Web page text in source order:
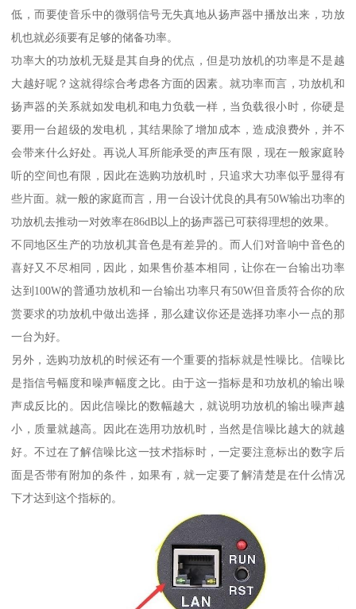
低，而要使音乐中的微弱信号无失真地从扬声器中播放出来，功放
机也就必须要有足够的储备功率。
功率大的功放机无疑是其自身的优点，但是功放机的功率是不是越
大越好呢？这就得综合考虑各方面的因素。就功率而言，功放机和
扬声器的关系就如发电机和电力负载一样，当负载很小时，你硬是
要用一台超级的发电机，其结果除了增加成本，造成浪费外，并不
会带来什么好处。再说人耳所能承受的声压有限，现在一般家庭聆
听的空间也有限，因此在选购功放机时，只追求大功率似乎显得有
些片面。就一般的家庭而言，用一台设计优良的具有50W输出功率的
功放机去推动一对效率在86dB以上的扬声器已可获得理想的效果。
不同地区生产的功放机其音色是有差异的。而人们对音响中音色的
喜好又不尽相同，因此，如果售价基本相同，让你在一台输出功率
达到100W的普通功放机和一台输出功率只有50W但音质符合你的欣
赏要求的功放机中做出选择，那么建议你还是选择功率小一点的那
一台为好。
另外，选购功放机的时候还有一个重要的指标就是性噪比。信噪比
是指信号幅度和噪声幅度之比。由于这一指标是和功放机的输出噪
声成反比的。因此信噪比的数幅越大，就说明功放机的输出噪声越
小，质量就越高。因此在选用功放机时，当然是信噪比越大的就越
好。不过在了解信噪比这一技术指标时，一定要注意标出的数字后
面是否带有附加的条件，如果有，就一定要了解清楚是在什么情况
下才达到这个指标的。